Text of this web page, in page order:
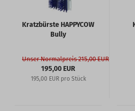
Kratzbürste HAPPYCOW
Bully
Unser Normalpreis 215,00 EUR
195,00 EUR
195,00 EUR pro Stück